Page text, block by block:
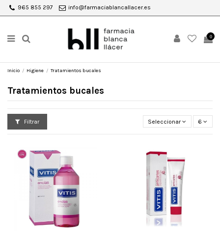
965 855 297 info@farmaciablancallacer.es
0
Inicio Higiene Tratamientos bucales
Tratamientos bucales
Filtrar Seleccionar 6